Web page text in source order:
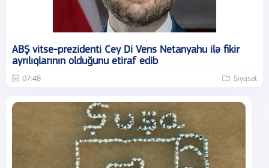
ABŞ vitse-prezidenti Cey Di Vens Netanyahu ilə fikir
ayrılıqlarının olduğunu etiraf edib
07:48 Siyasət